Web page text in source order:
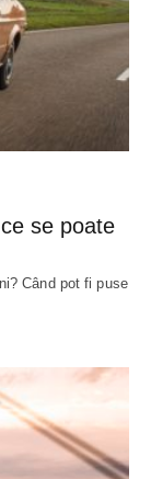
se poate
Când pot fi puse